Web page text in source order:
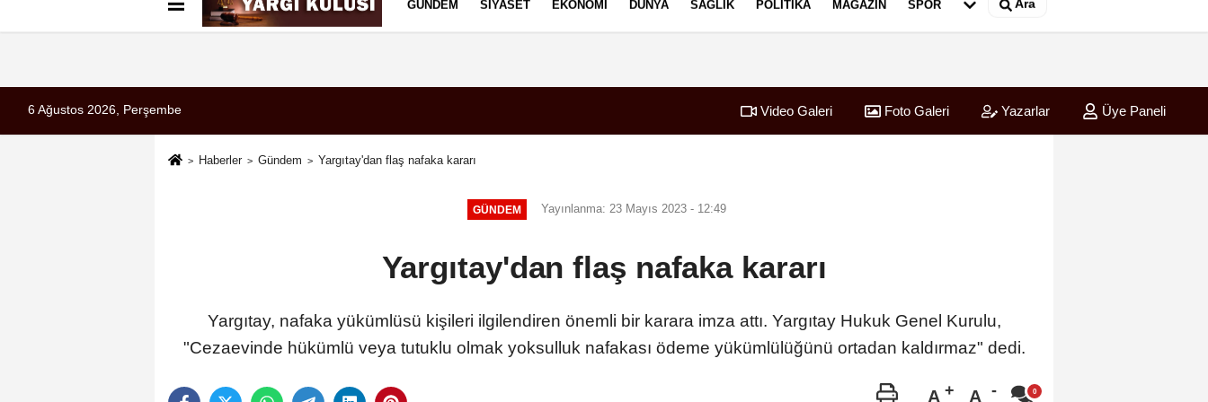
Künye İletişim Çerez Politikası
GÜNDEM SIYASET EKONOMI DÜNYA SAĞLIK POLITIKA MAGAZIN SPOR Ara
6 Ağustos 2026, Perşembe Video Galeri Foto Galeri Yazarlar Üye Paneli
Haberler Gündem Yargıtay'dan flaş nafaka kararı
GÜNDEM Yayınlanma: 23 Mayıs 2023 - 12:49
Yargıtay'dan flaş nafaka kararı
Yargıtay, nafaka yükümlüsü kişileri ilgilendiren önemli bir karara imza attı. Yargıtay Hukuk Genel Kurulu,
"Cezaevinde hükümlü veya tutuklu olmak yoksulluk nafakası ödeme yükümlülüğünü ortadan kaldırmaz" dedi.
A A